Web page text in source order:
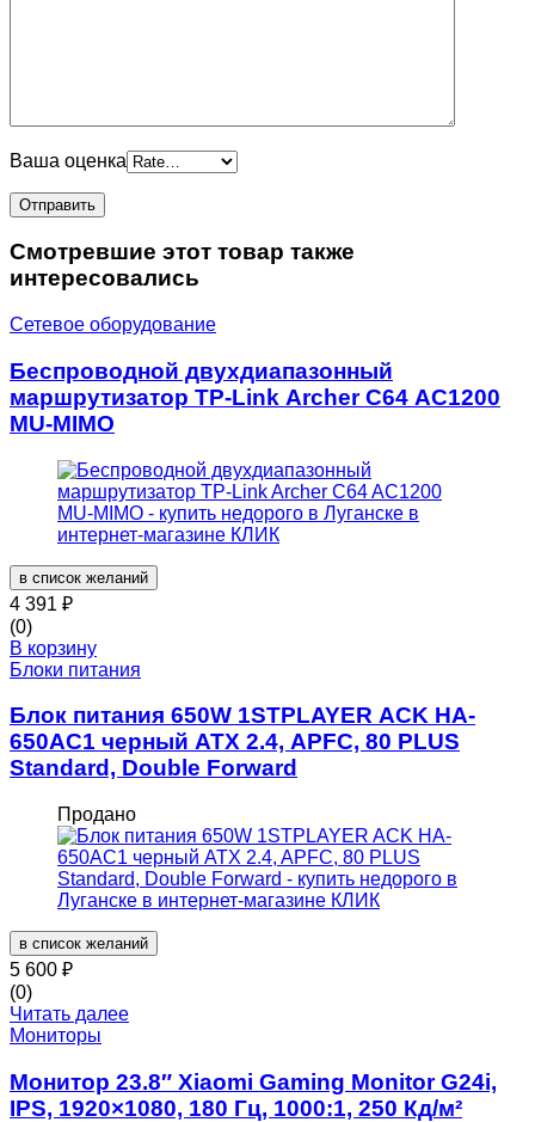
Ваша оценка
Смотревшие этот товар также
интересовались
Сетевое оборудование
Беспроводной двухдиапазонный
маршрутизатор TP-Link Archer C64 AC1200
MU-MIMO
в список желаний
4 391 ₽
(0)
В корзину
Блоки питания
Блок питания 650W 1STPLAYER ACK HA-
650AC1 черный ATX 2.4, APFC, 80 PLUS
Standard, Double Forward
Продано
в список желаний
5 600 ₽
(0)
Читать далее
Мониторы
Монитор 23.8″ Xiaomi Gaming Monitor G24i,
IPS, 1920×1080, 180 Гц, 1000:1, 250 Кд/м²